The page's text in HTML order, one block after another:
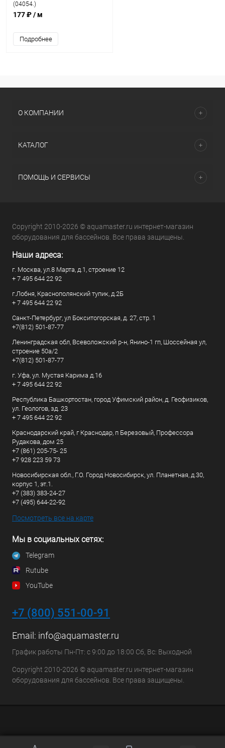
(04054.)
177 ₽/ м
Подробнее
О КОМПАНИИ
КАТАЛОГ
ПОМОЩЬ И СЕРВИСЫ
Copyright 2010-2026 © aquamaster.ru интернет-магазин
оборудования для бассейнов. Все права защищены.
Наши адреса:
г. Москва, ул.8 Марта, д.1, строение 12
+ 7 495 644 22 92
г.Лобня, Краснополянский тупик, д.2Б
+ 7 495 644 22 92
Санкт-Петербург, ул Бокситогорская, д. 27, стр. 1
+7(812) 501-87-77
Ленинградская обл, Всеволожский р-н, Янино-1 гп, Шоссейная ул,
строение 50а/2
+7(812) 501-87-77
г. Уфа, ул. Мустая Карима д.16
+ 7 495 644 22 92
Республика Башкортостан, город Уфимский район, д. Геофизиков,
ул. Геологов, зд. 23
+ 7 495 644 22 92
Краснодарский край, г Краснодар, п Березовый, Профессора
Рудакова, дом 25
+7 (861) 205-75- 25
+7 928 223 59 73
Новосибирская обл., Г.О. Город Новосибирск, ул. Планетная, д.30,
корпус 1, эт.1.
+7 (383) 383-24-27
+7 (495) 644-22-92
Посмотреть все на карте
Мы в социальных сетях:
Telegram
Rutube
YouTube
+7 (800) 551-00-91
Email: info@aquamaster.ru
График работы Пн-Пт: с 9:00 до 18:00 Сб, Вс: Выходной
Copyright 2010-2026 © aquamaster.ru интернет-магазин
оборудования для бассейнов. Все права защищены.